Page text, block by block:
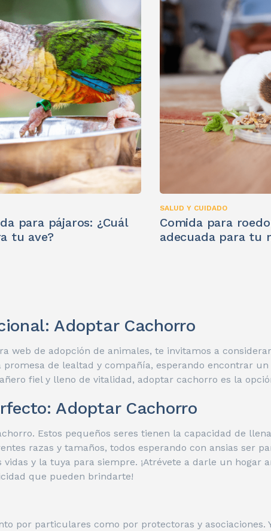
para pájaros: ¿Cuál
tu ave?
SALUD Y CUIDADO
Comida para
adecuada para tu
Adoptar Cachorro
web de adopción de animales, te invitamos a
de lealtad y compañía, esperando encontrar
fiel y lleno de vitalidad, adoptar cachorro es la
Adoptar Cachorro
Estos pequeños seres tienen la capacidad de
razas y tamaños, todos esperando con ansias ser
y la tuya para siempre. ¡Atrévete a darle un hogar
que pueden brindarte!
por particulares como por protectoras y asociaciones.